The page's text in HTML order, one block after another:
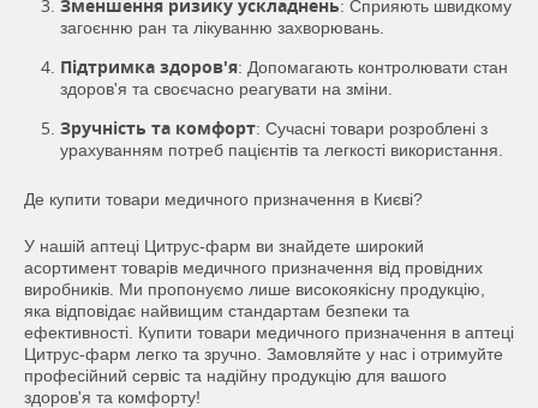
Зменшення ризику ускладнень: Сприяють швидкому
загоєнню ран та лікуванню захворювань.
Підтримка здоров'я: Допомагають контролювати стан
здоров'я та своєчасно реагувати на зміни.
Зручність та комфорт: Сучасні товари розроблені з
урахуванням потреб пацієнтів та легкості використання.
Де купити товари медичного призначення в Києві?
У нашій аптеці Цитрус-фарм ви знайдете широкий
асортимент товарів медичного призначення від провідних
виробників. Ми пропонуємо лише високоякісну продукцію,
яка відповідає найвищим стандартам безпеки та
ефективності. Купити товари медичного призначення в аптеці
Цитрус-фарм легко та зручно. Замовляйте у нас і отримуйте
професійний сервіс та надійну продукцію для вашого
здоров'я та комфорту!